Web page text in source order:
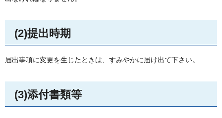
(2)提出時期
届出事項に変更を生じたときは、すみやかに届け出て下さい。
(3)添付書類等